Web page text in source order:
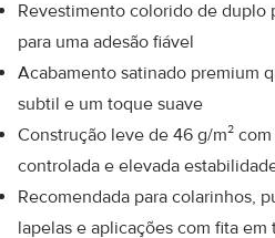
Revestimento colorido de duplo
para uma adesão fiável
Acabamento satinado premium
subtil e um toque suave
Construção leve de 46 g/m²
controlada e elevada
Recomendada para colarinhos,
lapelas e aplicações com fita